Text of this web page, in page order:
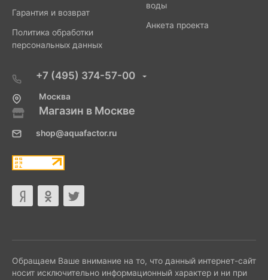
Гарантия и возврат
Политика обработки
персональных данных
воды
Анкета проекта
+7 (495) 374-57-00
Москва
Магазин в Москве
shop@aquafactor.ru
Обращаем Ваше внимание на то, что данный интернет-сайт
носит исключительно информационный характер и ни при